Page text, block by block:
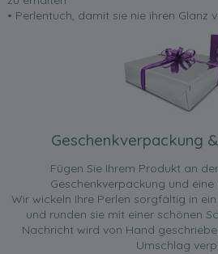
• Perlentuch, damit sie nie ihren Glanz
Geschenkverpackung
Fügen Sie Ihrem Produkt an
Geschenkverpackung und eine
Wir wickeln Ihre Perlen sorgfältig in
und runden sie mit einer schönen
Nachricht wird von Hand
Umschlag